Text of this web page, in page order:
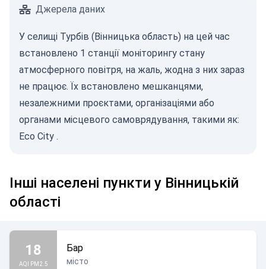
Джерела даних
У селищі Турбів (Вінницька область) на цей час
встановлено 1 станції моніторингу стану
атмосферного повітря, на жаль, жодна з них зараз
не працює. Їх встановлено мешканцями,
незалежними проєктами, організаціями або
органами місцевого самоврядування, такими як:
Eco City .
Інші населені пункти у Вінницькій
області
18
AQI PM2.5
Бар
місто